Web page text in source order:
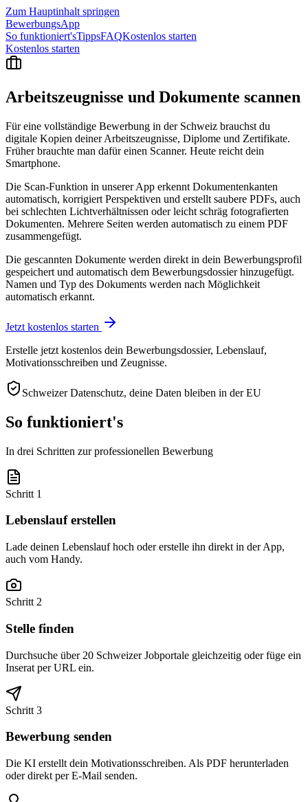
Zum Hauptinhalt springen
BewerbungsApp
So funktioniert'sTippsFAQKostenlos starten
Kostenlos starten
Arbeitszeugnisse und Dokumente scannen
Für eine vollständige Bewerbung in der Schweiz brauchst du
digitale Kopien deiner Arbeitszeugnisse, Diplome und Zertifikate.
Früher brauchte man dafür einen Scanner. Heute reicht dein
Smartphone.
Die Scan-Funktion in unserer App erkennt Dokumentenkanten
automatisch, korrigiert Perspektiven und erstellt saubere PDFs, auch
bei schlechten Lichtverhältnissen oder leicht schräg fotografierten
Dokumenten. Mehrere Seiten werden automatisch zu einem PDF
zusammengefügt.
Die gescannten Dokumente werden direkt in dein Bewerbungsprofil
gespeichert und automatisch dem Bewerbungsdossier hinzugefügt.
Namen und Typ des Dokuments werden nach Möglichkeit
automatisch erkannt.
Jetzt kostenlos starten
Erstelle jetzt kostenlos dein Bewerbungsdossier, Lebenslauf,
Motivationsschreiben und Zeugnisse.
Schweizer Datenschutz, deine Daten bleiben in der EU
So funktioniert's
In drei Schritten zur professionellen Bewerbung
Schritt 1
Lebenslauf erstellen
Lade deinen Lebenslauf hoch oder erstelle ihn direkt in der App,
auch vom Handy.
Schritt 2
Stelle finden
Durchsuche über 20 Schweizer Jobportale gleichzeitig oder füge ein
Inserat per URL ein.
Schritt 3
Bewerbung senden
Die KI erstellt dein Motivationsschreiben. Als PDF herunterladen
oder direkt per E-Mail senden.